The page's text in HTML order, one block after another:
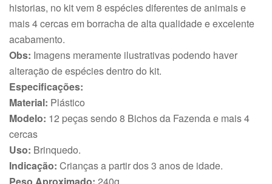
historias, no kit vem 8 espécies diferentes de animais e
mais 4 cercas em borracha de alta qualidade e excelente
acabamento.
Obs: Imagens meramente ilustrativas podendo haver
alteração de espécies dentro do kit.
Especificações:
Material: Plástico
Modelo: 12 peças sendo 8 Bichos da Fazenda e mais 4
cercas
Uso: Brinquedo.
Indicação: Crianças a partir dos 3 anos de idade.